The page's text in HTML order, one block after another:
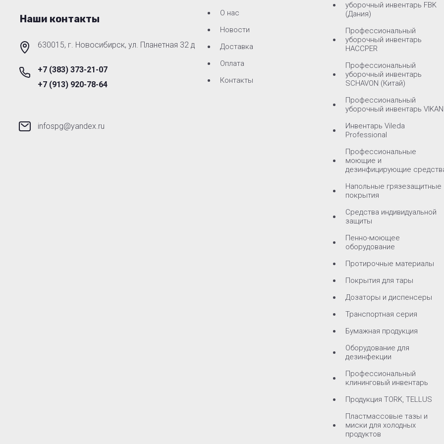
Наши контакты
630015, г. Новосибирск, ул. Планетная 32 д
+7 (383) 373-21-07
+7 (913) 920-78-64
infospg@yandex.ru
О нас
Новости
Доставка
Оплата
Контакты
уборочный инвентарь FBK
(Дания)
Профессиональный
уборочный инвентарь
HACCPER
Профессиональный
уборочный инвентарь
SCHAVON (Китай)
Профессиональный
уборочный инвентарь VIKAN
Инвентарь Vileda
Professional
Профессиональные
моющие и
дезинфицирующие
Напольные грязезащитные
покрытия
Средства индивидуальной
защиты
Пенно-моющее
оборудование
Протирочные материалы
Покрытия для тары
Дозаторы и диспенсеры
Транспортная серия
Бумажная продукция
Оборудование для
дезинфекции
Профессиональный
клининговый инвентарь
Продукция TORK, TELLUS
Пластмассовые тазы и
миски для холодных
продуктов